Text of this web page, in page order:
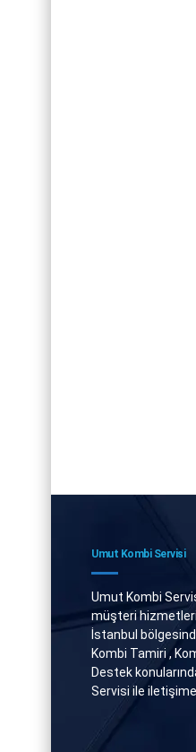
Umut Kombi Servisi
Umut Kombi
müşteri hizmetleri
İstanbul
Kombi Tamiri ,
Destek
Servisi ile